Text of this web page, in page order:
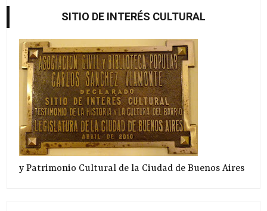
SITIO DE INTERÉS CULTURAL
y Patrimonio Cultural de la Ciudad de Buenos Aires